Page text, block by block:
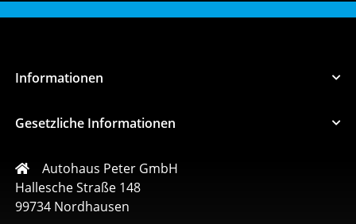
Informationen
Gesetzliche Informationen
Autohaus Peter GmbH
Hallesche Straße 148
99734 Nordhausen